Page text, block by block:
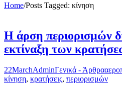
Home/Posts Tagged: κίνηση
Η άρση περιορισμών
εκτίναξη των
22MarchAdminΓενικά - Άρθρα
κίνηση, κρατήσεις, περιορισμών